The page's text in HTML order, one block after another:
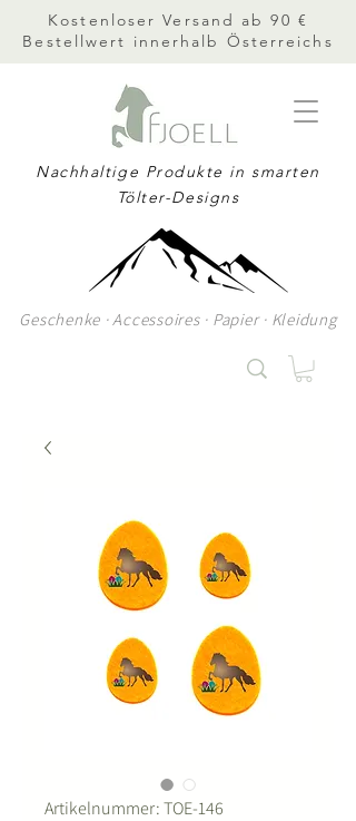
Kostenloser Versand ab 90 €
Bestellwert innerhalb Österreichs
Geschenke · Accessoires · Papier · Kleidung
Nachhaltige Produkte in smarten
Tölter-Designs
Artikelnummer: TOE-146